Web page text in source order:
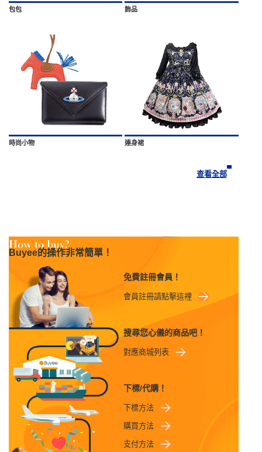
包包 飾品
時尚小物 連身裙
查看全部
Buyee的操作非常簡單！
免費註冊會員！
會員註冊請點擊這裡
搜尋您心儀的商品吧！
對應商城列表
下標/代購！
下標方法
購買方法
支付方法